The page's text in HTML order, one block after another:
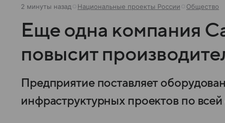
2 минуты назад Национальные проекты России Общество
Еще одна компания
повысит
Предприятие поставляет
инфраструктурных проектов по всей